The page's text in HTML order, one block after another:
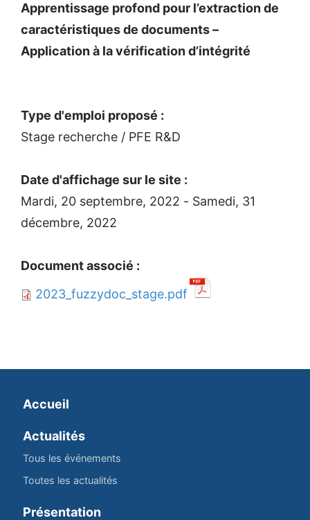
Apprentissage profond pour l’extraction de
caractéristiques de documents –
Application à la vérification d’intégrité
Type d'emploi proposé :
Stage recherche / PFE R&D
Date d'affichage sur le site :
Mardi, 20 septembre, 2022 - Samedi, 31
décembre, 2022
Document associé :
2023_fuzzydoc_stage.pdf
Accueil
Actualités
Tous les événements
Toutes les actualités
Présentation